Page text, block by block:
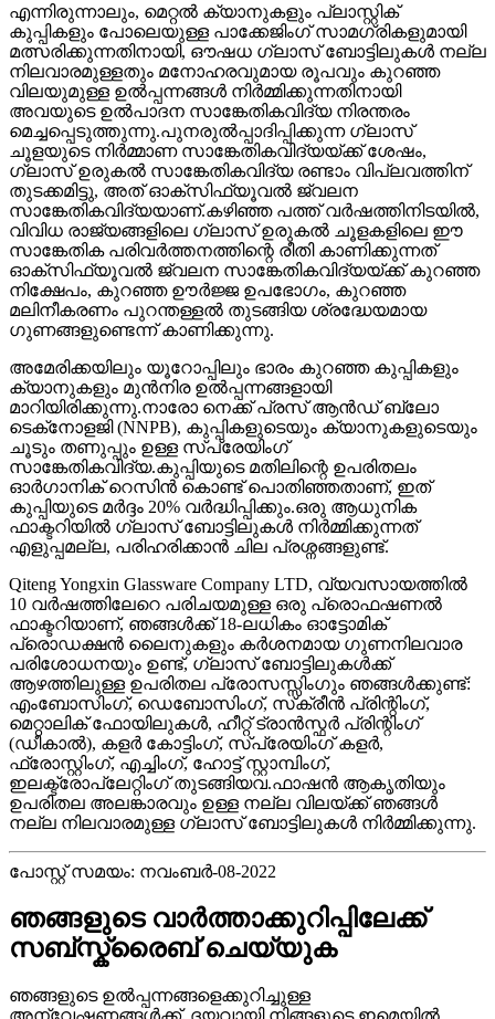
എന്നിരുന്നാലും, മെറ്റൽ ക്യാനുകളും പ്ലാസ്റ്റിക്
കുപ്പികളും പോലെയുള്ള പാക്കേജിംഗ് സാമഗ്രികളുമായി
മത്സരിക്കുന്നതിനായി, ഔഷധ ഗ്ലാസ് ബോട്ടിലുകൾ നല്ല
നിലവാരമുള്ളതും മനോഹരവുമായ രൂപവും കുറഞ്ഞ
വിലയുമുള്ള ഉൽപ്പന്നങ്ങൾ നിർമ്മിക്കുന്നതിനായി
അവയുടെ ഉൽപാദന സാങ്കേതികവിദ്യ നിരന്തരം
മെച്ചപ്പെടുത്തുന്നു.പുനരുൽപ്പാദിപ്പിക്കുന്ന ഗ്ലാസ്
ചൂളയുടെ നിർമ്മാണ സാങ്കേതികവിദ്യയ്ക്ക് ശേഷം,
ഗ്ലാസ് ഉരുകൽ സാങ്കേതികവിദ്യ രണ്ടാം വിപ്ലവത്തിന്
തുടക്കമിട്ടു, അത് ഓക്സിഫ്യൂവൽ ജ്വലന
സാങ്കേതികവിദ്യയാണ്.കഴിഞ്ഞ പത്ത് വർഷത്തിനിടയിൽ,
വിവിധ രാജ്യങ്ങളിലെ ഗ്ലാസ് ഉരുകൽ ചൂളകളിലെ ഈ
സാങ്കേതിക പരിവർത്തനത്തിന്റെ രീതി കാണിക്കുന്നത്
ഓക്സിഫ്യൂവൽ ജ്വലന സാങ്കേതികവിദ്യയ്ക്ക് കുറഞ്ഞ
നിക്ഷേപം, കുറഞ്ഞ ഊർജ്ജ ഉപഭോഗം, കുറഞ്ഞ
മലിനീകരണം പുറന്തള്ളൽ തുടങ്ങിയ ശ്രദ്ധേയമായ
ഗുണങ്ങളുണ്ടെന്ന് കാണിക്കുന്നു.
അമേരിക്കയിലും യൂറോപ്പിലും ഭാരം കുറഞ്ഞ കുപ്പികളും
ക്യാനുകളും മുൻനിര ഉൽപ്പന്നങ്ങളായി
മാറിയിരിക്കുന്നു.നാരോ നെക്ക് പ്രസ് ആൻഡ് ബ്ലോ
ടെക്‌നോളജി (NNPB), കുപ്പികളുടെയും ക്യാനുകളുടെയും
ചൂടും തണുപ്പും ഉള്ള സ്‌പ്രേയിംഗ്
സാങ്കേതികവിദ്യ.കുപ്പിയുടെ മതിലിന്റെ ഉപരിതലം
ഓർഗാനിക് റെസിൻ കൊണ്ട് പൊതിഞ്ഞതാണ്, ഇത്
കുപ്പിയുടെ മർദ്ദം 20% വർദ്ധിപ്പിക്കും.ഒരു ആധുനിക
ഫാക്ടറിയിൽ ഗ്ലാസ് ബോട്ടിലുകൾ നിർമ്മിക്കുന്നത്
എളുപ്പമല്ല, പരിഹരിക്കാൻ ചില പ്രശ്നങ്ങളുണ്ട്.
Qiteng Yongxin Glassware Company LTD, വ്യവസായത്തിൽ
10 വർഷത്തിലേറെ പരിചയമുള്ള ഒരു പ്രൊഫഷണൽ
ഫാക്ടറിയാണ്, ഞങ്ങൾക്ക് 18-ലധികം ഓട്ടോമിക്
പ്രൊഡക്ഷൻ ലൈനുകളും കർശനമായ ഗുണനിലവാര
പരിശോധനയും ഉണ്ട്, ഗ്ലാസ് ബോട്ടിലുകൾക്ക്
ആഴത്തിലുള്ള ഉപരിതല പ്രോസസ്സിംഗും ഞങ്ങൾക്കുണ്ട്:
എംബോസിംഗ്, ഡെബോസിംഗ്, സ്‌ക്രീൻ പ്രിന്റിംഗ്,
മെറ്റാലിക് ഫോയിലുകൾ, ഹീറ്റ് ട്രാൻസ്ഫർ പ്രിന്റിംഗ്
(ഡീകാൽ), കളർ കോട്ടിംഗ്, സ്പ്രേയിംഗ് കളർ,
ഫ്രോസ്റ്റിംഗ്, എച്ചിംഗ്, ഹോട്ട് സ്റ്റാമ്പിംഗ്,
ഇലക്ട്രോപ്ലേറ്റിംഗ് തുടങ്ങിയവ.ഫാഷൻ ആകൃതിയും
ഉപരിതല അലങ്കാരവും ഉള്ള നല്ല വിലയ്ക്ക് ഞങ്ങൾ
നല്ല നിലവാരമുള്ള ഗ്ലാസ് ബോട്ടിലുകൾ നിർമ്മിക്കുന്നു.
പോസ്റ്റ് സമയം: നവംബർ-08-2022
ഞങ്ങളുടെ വാർത്താക്കുറിപ്പിലേക്ക്
സബ്സ്ക്രൈബ് ചെയ്യുക
ഞങ്ങളുടെ ഉൽപ്പന്നങ്ങളെക്കുറിച്ചുള്ള
അന്വേഷണങ്ങൾക്ക്, ദയവായി നിങ്ങളുടെ ഇമെയിൽ